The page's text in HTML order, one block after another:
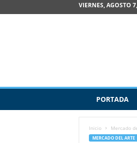
VIERNES, AGOSTO
v
PORTADA
Inicio Mercado
MERCADO DEL ARTE